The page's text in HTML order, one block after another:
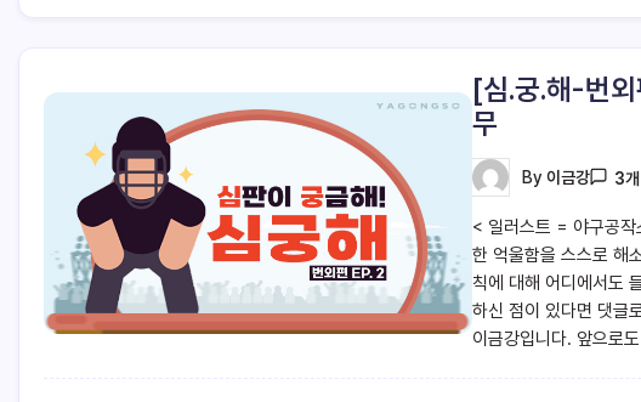
[심.궁.해-번
무
By 이금강 3
< 일러스트 = 야구공작
한 억울함을 스스로 해
칙에 대해 어디에서도
하신 점이 있다면 댓글
이금강입니다. 앞으로